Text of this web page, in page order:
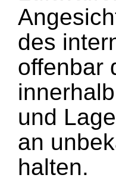
des
offenbar
und
an
halten.